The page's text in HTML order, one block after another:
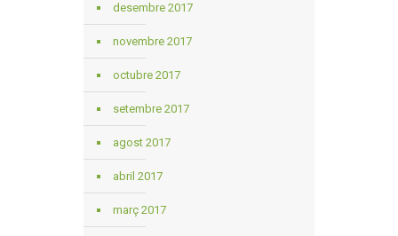
desembre 2017
novembre 2017
octubre 2017
setembre 2017
agost 2017
abril 2017
març 2017